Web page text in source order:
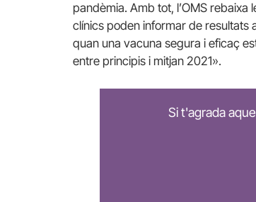
pandèmia. Amb tot, l’OMS
clínics poden informar de resultats
quan una vacuna segura i eficaç
entre principis i mitjan 2021».
Si t'agrada